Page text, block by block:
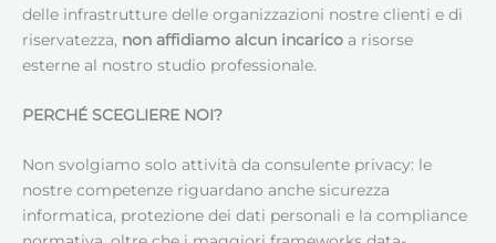
delle infrastrutture delle organizzazioni nostre clienti e di
riservatezza, non affidiamo alcun incarico a risorse
esterne al nostro studio professionale.
PERCHÉ SCEGLIERE NOI?
Non svolgiamo solo attività da consulente privacy: le
nostre competenze riguardano anche sicurezza
informatica, protezione dei dati personali e la compliance